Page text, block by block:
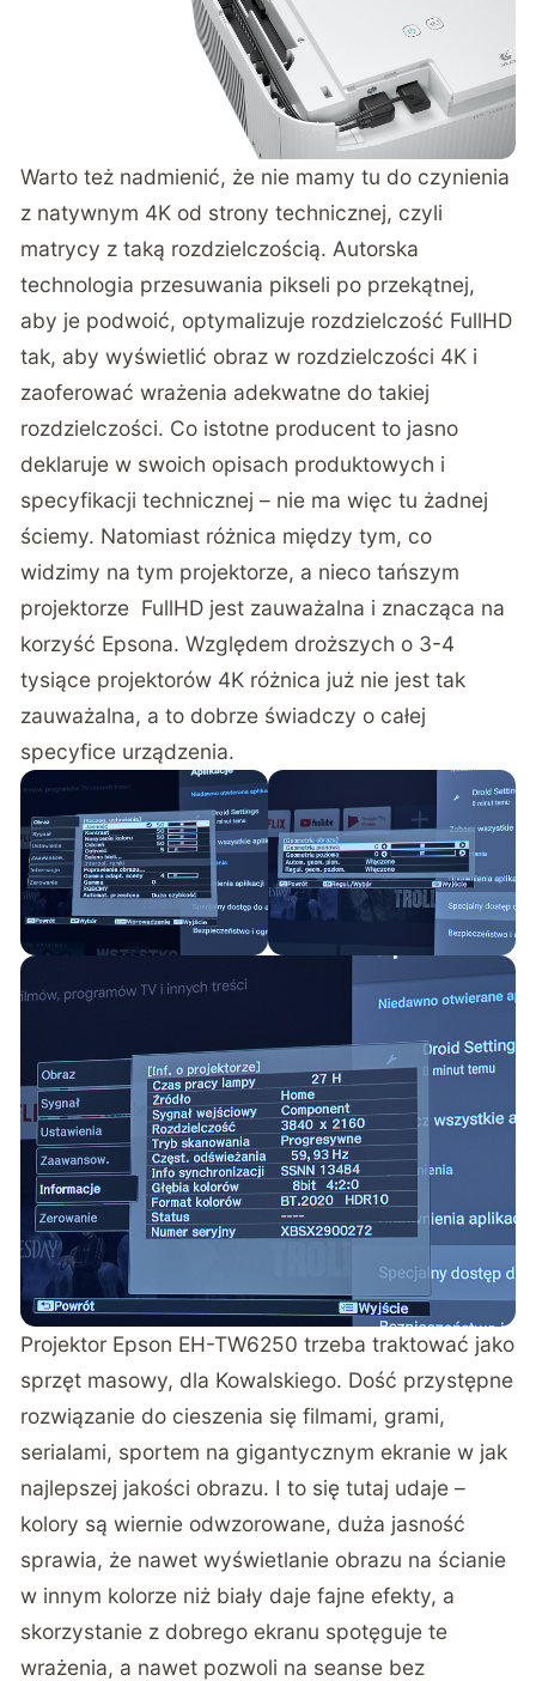
Warto też nadmienić, że nie mamy tu do czynienia
z natywnym 4K od strony technicznej, czyli
matrycy z taką rozdzielczością. Autorska
technologia przesuwania pikseli po przekątnej,
aby je podwoić, optymalizuje rozdzielczość FullHD
tak, aby wyświetlić obraz w rozdzielczości 4K i
zaoferować wrażenia adekwatne do takiej
rozdzielczości. Co istotne producent to jasno
deklaruje w swoich opisach produktowych i
specyfikacji technicznej – nie ma więc tu żadnej
ściemy. Natomiast różnica między tym, co
widzimy na tym projektorze, a nieco tańszym
projektorze FullHD jest zauważalna i znacząca na
korzyść Epsona. Względem droższych o 3-4
tysiące projektorów 4K różnica już nie jest tak
zauważalna, a to dobrze świadczy o całej
specyfice urządzenia.
Projektor Epson EH-TW6250 trzeba traktować jako
sprzęt masowy, dla Kowalskiego. Dość przystępne
rozwiązanie do cieszenia się filmami, grami,
serialami, sportem na gigantycznym ekranie w jak
najlepszej jakości obrazu. I to się tutaj udaje –
kolory są wiernie odwzorowane, duża jasność
sprawia, że nawet wyświetlanie obrazu na ścianie
w innym kolorze niż biały daje fajne efekty, a
skorzystanie z dobrego ekranu spotęguje te
wrażenia, a nawet pozwoli na seanse bez